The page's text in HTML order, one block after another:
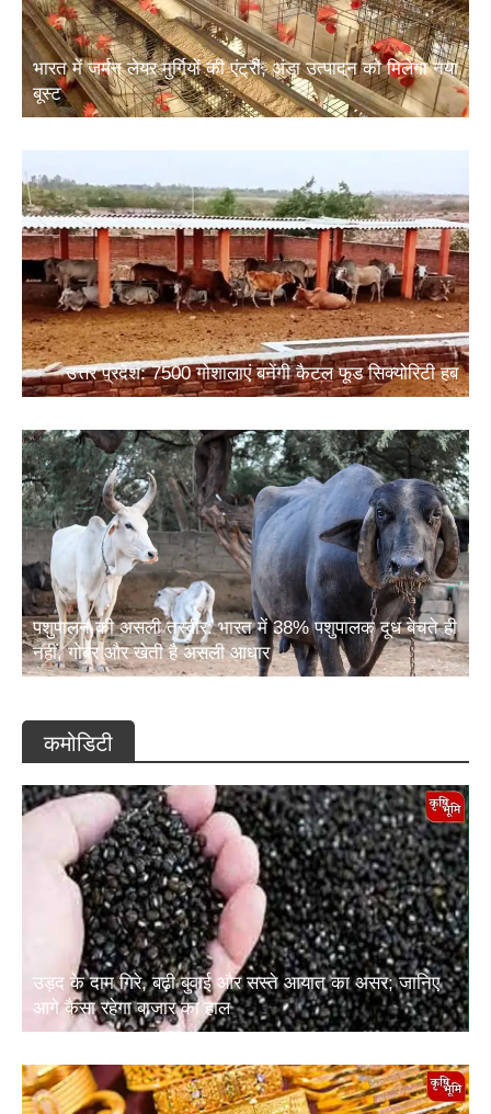
भारत में जर्मन लेयर मुर्गियों की एंट्री, अंडा उत्पादन को मिलेगा नया
बूस्ट
उत्तर प्रदेश: 7500 गोशालाएं बनेंगी कैटल फूड सिक्योरिटी हब
पशुपालन की असली तस्वीर: भारत में 38% पशुपालक दूध बेचते ही
नहीं, गोबर और खेती है असली आधार
कमोडिटी
उड़द के दाम गिरे, बढ़ी बुवाई और सस्ते आयात का असर; जानिए
आगे कैसा रहेगा बाजार का हाल